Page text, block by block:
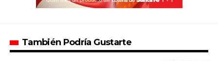
También Podría Gustarte